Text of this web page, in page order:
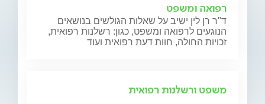
רפואה ומשפט
ד"ר רן לין ישיב על שאלות הגולשים בנושאים
הנוגעים לרפואה ומשפט, כגון: רשלנות רפואית,
זכויות החולה, חוות דעת רפואית ועוד
משפט ורשלנות רפואית